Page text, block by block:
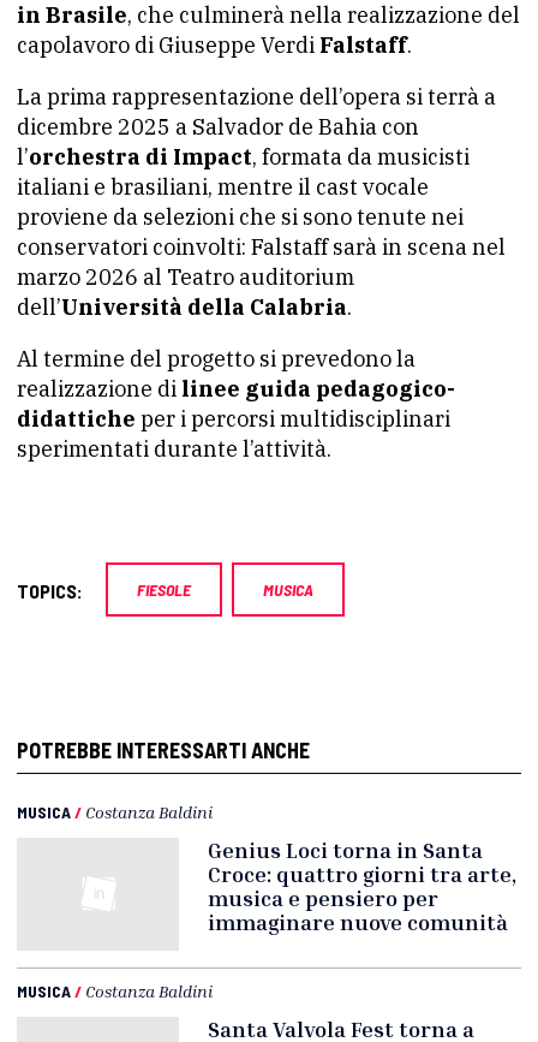
in Brasile, che culminerà nella realizzazione del
capolavoro di Giuseppe Verdi Falstaff.
La prima rappresentazione dell’opera si terrà a
dicembre 2025 a Salvador de Bahia con
l’orchestra di Impact, formata da musicisti
italiani e brasiliani, mentre il cast vocale
proviene da selezioni che si sono tenute nei
conservatori coinvolti: Falstaff sarà in scena nel
marzo 2026 al Teatro auditorium
dell’Università della Calabria.
Al termine del progetto si prevedono la
realizzazione di linee guida pedagogico-
didattiche per i percorsi multidisciplinari
sperimentati durante l’attività.
TOPICS: FIESOLE MUSICA
POTREBBE INTERESSARTI ANCHE
MUSICA/ Costanza Baldini
Genius Loci torna in Santa
Croce: quattro giorni tra arte,
musica e pensiero per
immaginare nuove comunità
MUSICA/ Costanza Baldini
Santa Valvola Fest torna a